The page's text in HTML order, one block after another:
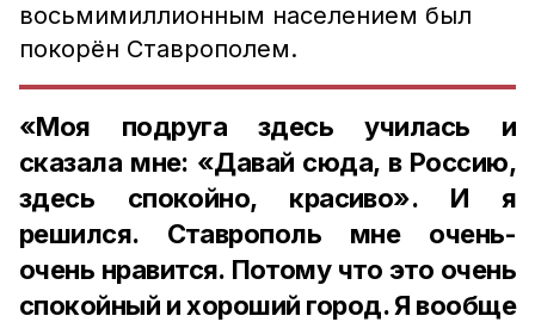
восьмимиллионным населением был
покорён Ставрополем.
«Моя подруга здесь училась и
сказала мне: «Давай сюда, в Россию,
здесь спокойно, красиво». И я
решился. Ставрополь мне очень-
очень нравится. Потому что это очень
спокойный и хороший город. Я вообще